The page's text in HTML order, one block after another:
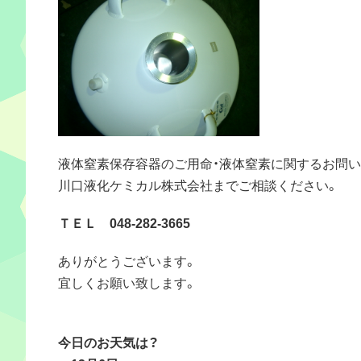
液体窒素保存容器のご用命・液体窒素に関するお問
川口液化ケミカル株式会社までご相談ください。
ＴＥＬ 048-282-3665
ありがとうございます。
宜しくお願い致します。
今日のお天気は？